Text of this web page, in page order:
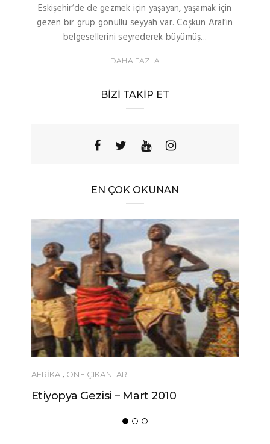
Eskişehir’de de gezmek için yaşayan, yaşamak için
gezen bir grup gönüllü seyyah var. Coşkun Aral’ın
belgesellerini seyrederek büyümüş...
DAHA FAZLA
BIZI TAKIP ET
EN ÇOK OKUNAN
AFRIKA , ÖNE ÇIKANLAR
Etiyopya Gezisi – Mart 2010